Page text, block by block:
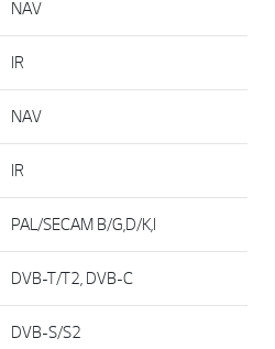
NAV
IR
NAV
IR
PAL/SECAM B/G,D/K,I
DVB-T/T2, DVB-C
DVB-S/S2